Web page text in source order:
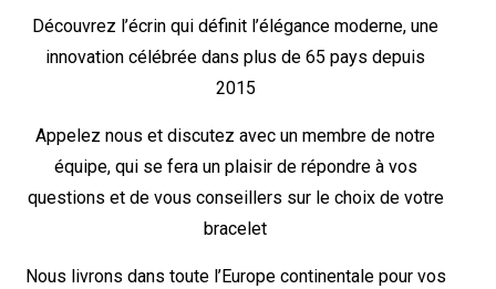
Découvrez l’écrin qui définit l’élégance moderne, une
innovation célébrée dans plus de 65 pays depuis
2015
Appelez nous et discutez avec un membre de notre
équipe, qui se fera un plaisir de répondre à vos
questions et de vous conseillers sur le choix de votre
bracelet
Nous livrons dans toute l’Europe continentale pour vos